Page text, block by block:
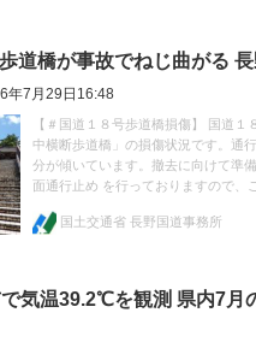
道橋が事故でねじ曲がる
年7月29日16:48
【＃国道１８号歩道橋損傷】 国道１
中横断歩道橋」の損傷状況です。通
分が傾いています。撤去に向けて準
面通行止め を行っておりますので、
国土交通省 長野国道事務所
気温39.2℃を観測 県内7月